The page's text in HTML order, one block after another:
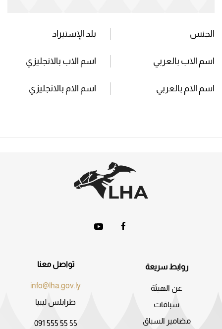
الجنس بلد الإستيراد
اسم الاب بالعربي اسم الاب بالانجليزي
اسم الام بالعربي اسم الام بالانجليزي
روابط سريعة
عن الهيئة
سباقات
مضامير السباق
تواصل معنا
info@lha.gov.ly
طرابلس ليبيا
091 555 55 55